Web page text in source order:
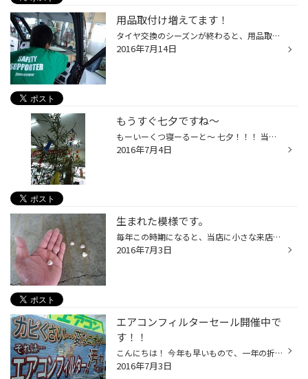
用品取付け増えてます！
タイヤ交換のシーズンが終わると、用品取付け作業が増えて参ります。 もちろん、タイヤ交換のお客様も日々ご来店頂いておりますよー！ 本日は、用品を取り付けしている様子をチラリ。 タイヤ・ホイール以外の用品も当店へお任せください。 ご相談やお見積りもお気軽にご来店くださいねっ。 ◆明日15...
2016年7月14日
もうすぐ七夕ですね～
もーいーくつ寝ーるーと～ 七夕！！！ 当店でも七夕の雰囲気、出してみました。 意外とコレ、毎年恒例化している展示なんですヨ。 今週の週間天気予報はくもりの日が多い模様。 天の川、見れるといいですね。
2016年7月4日
生まれた模様です。
毎年この時期になると、当店に小さな来店者がいらっしゃいます。 それは、 つ ば め さ ん 。 嬉しい事に今年もピットに巣作りをし、今朝、割れた卵を発見！ まず卵の小ささに驚きです。 （あら、小指がカリメロになっている。画像：下） 大きくなって来年また来ておくれ！ と、ツバメさんの成...
2016年7月3日
エアコンフィルターセール開催中で
す！！
こんにちは！ 今年も早いもので、一年の折り返し地点を迎えました。 ホームページトップ画面【セール･クーポン情報】の、セール情報を更新致しました！ ご覧頂いたように、おクルマの【エアコンフィルター】が今月限定で、通常価格よりもお買得となっております！ 梅雨のジメジメ・ムシムシ… エアコ...
2016年7月3日